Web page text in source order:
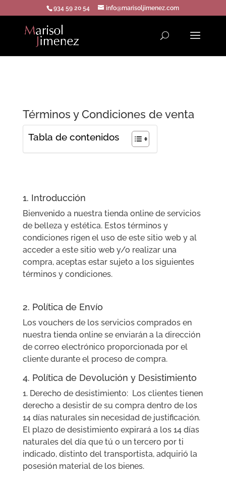
934 59 20 54 info@marisoljimenez.com
Términos y Condiciones de venta
Tabla de contenidos
1. Introducción
Bienvenido a nuestra tienda online de servicios
de belleza y estética. Estos términos y
condiciones rigen el uso de este sitio web y al
acceder a este sitio web y/o realizar una
compra, aceptas estar sujeto a los siguientes
términos y condiciones.
2. Política de Envío
Los vouchers de los servicios comprados en
nuestra tienda online se enviarán a la dirección
de correo electrónico proporcionada por el
cliente durante el proceso de compra.
4. Política de Devolución y Desistimiento
1. Derecho de desistimiento: Los clientes tienen
derecho a desistir de su compra dentro de los
14 días naturales sin necesidad de justificación.
El plazo de desistimiento expirará a los 14 días
naturales del día que tú o un tercero por ti
indicado, distinto del transportista, adquirió la
posesión material de los bienes.